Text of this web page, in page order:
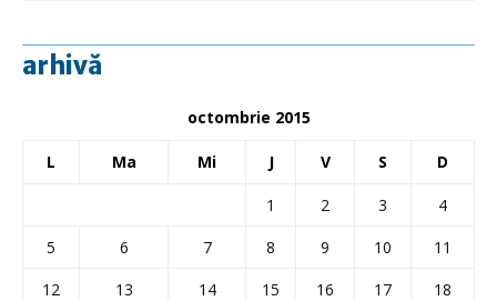
arhivă
octombrie 2015
L Ma Mi J V S D
1 2 3
4
5
6 7 8 9 10
11
12
13 14 15 16 17
18